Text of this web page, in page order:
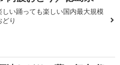
しい踊っても楽しい国内最大規模
り